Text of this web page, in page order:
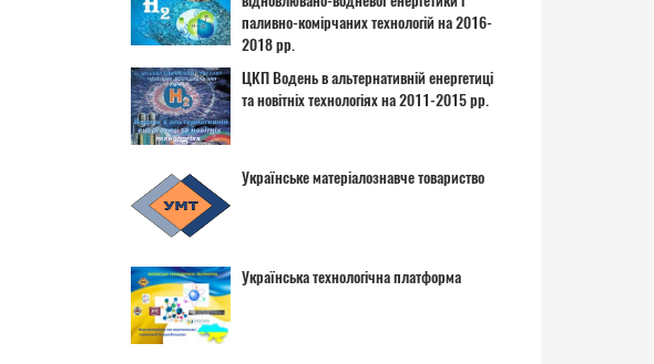
паливно-комірчаних технологій на 2016-
2018 рр.
ЦКП Водень в альтернативній енергетиці
та новітніх технологіях на 2011-2015 рр.
Українське матеріалознавче товариство
Українська технологічна платформа